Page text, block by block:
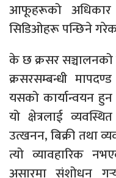
आफूहरूको
सिडिओहरू पन्छिने
के छ क्रसर सञ्चालनको
क्रसरसम्बन्धी
यसको कार्यान्वयन
यो क्षेत्रलाई
उत्खनन, बिक्री तथा
त्यो व्यावहारिक
असारमा संशोधन